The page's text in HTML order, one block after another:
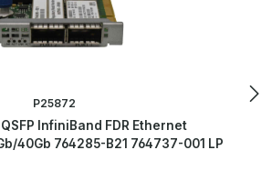
P25872
InfiniBand FDR Ethernet
40Gb 764285-B21 764737-001 LP